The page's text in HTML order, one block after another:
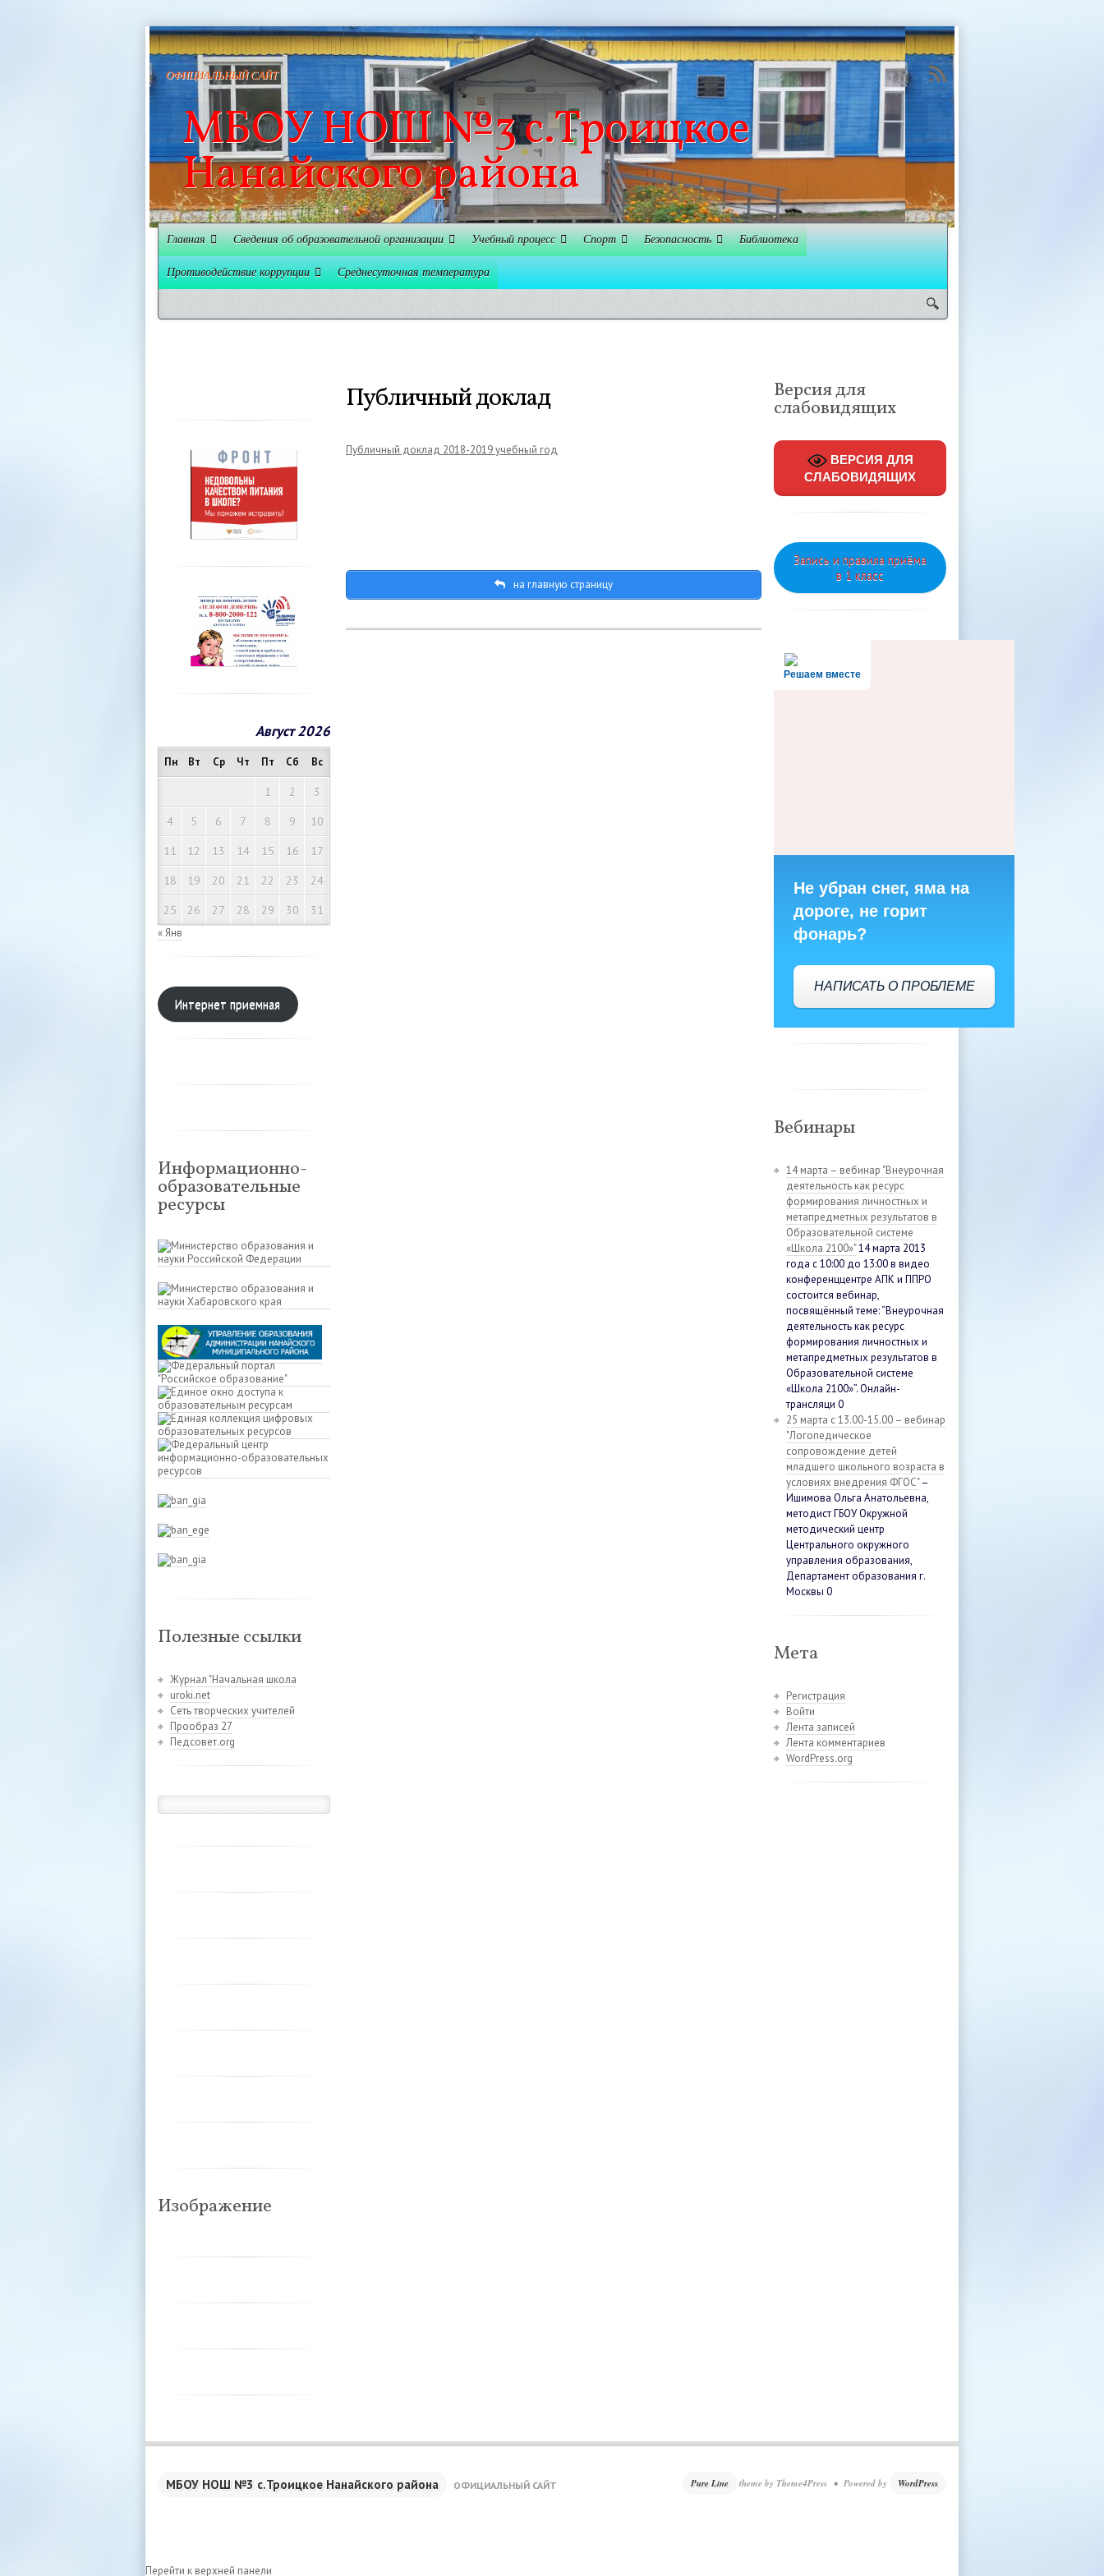
МБОУ НОШ №3 с.Троицкое
Нанайского района
ОФИЦИАЛЬНЫЙ САЙТ
Главная Сведения об образовательной организации Учебный процесс Спорт Безопасность Библиотека
Противодействие коррупции Среднесуточная температура
Версия для
слабовидящих
ВЕРСИЯ ДЛЯ
СЛАБОВИДЯЩИХ
Запись и правила приёма
в 1 класс
Решаем вместе
Не убран снег, яма на
дороге, не горит
фонарь?
НАПИСАТЬ О ПРОБЛЕМЕ
Вебинары
14 марта – вебинар "Внеурочная
деятельность как ресурс
формирования личностных и
метапредметных результатов в
Образовательной системе
«Школа 2100»"14 марта 2013
года с 10:00 до 13:00 в видео
конференццентре АПК и ППРО
состоится вебинар,
посвящённый теме: “Внеурочная
деятельность как ресурс
формирования личностных и
метапредметных результатов в
Образовательной системе
«Школа 2100»”. Онлайн-
трансляци 0
25 марта с 13.00-15.00 – вебинар
"Логопедическое
сопровождение детей
младшего школьного возраста в
условиях внедрения ФГОС"–
Ишимова Ольга Анатольевна,
методист ГБОУ Окружной
методический центр
Центрального окружного
управления образования,
Департамент образования г.
Москвы 0
Мета
Регистрация
Войти
Лента записей
Лента комментариев
WordPress.org
Публичный доклад
Публичный доклад 2018-2019 учебный год
на главную страницу
Август 2026
Пн Вт Ср Чт Пт Сб Вс
1 2
3
4
5 6 7 8 9
10
11
12 13 14 15 16
17
18
19 20 21 22 23
24
25
26 27 28 29 30 31
« Янв
Интернет приемная
Информационно-
образовательные
ресурсы
Полезные ссылки
Журнал "Начальная школа
uroki.net
Сеть творческих учителей
Прообраз 27
Педсовет.org
Изображение
Pure Line theme by Theme4Press • Powered by WordPress
МБОУ НОШ №3 с.Троицкое Нанайского района ОФИЦИАЛЬНЫЙ САЙТ
Перейти к верхней панели